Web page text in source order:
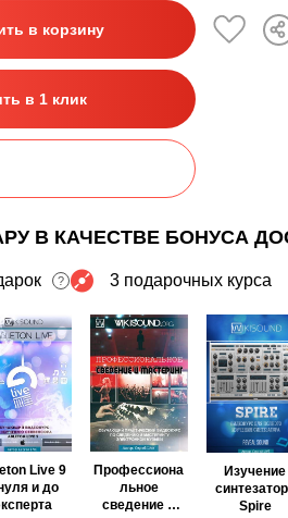
в корзину
в 1 клик
В КАЧЕСТВЕ БОНУСА
? 3 подарочных курса
Live 9
и до
Профессиона
льное
сведение и
Изучение
Spire